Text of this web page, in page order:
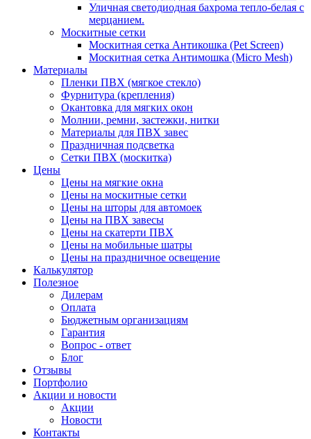
Уличная светодиодная бахрома тепло-белая с
мерцанием.
Москитные сетки
Москитная сетка Антикошка (Pet Screen)
Москитная сетка Антимошка (Micro Mesh)
Материалы
Пленки ПВХ (мягкое стекло)
Фурнитура (крепления)
Окантовка для мягких окон
Молнии, ремни, застежки, нитки
Материалы для ПВХ завес
Праздничная подсветка
Сетки ПВХ (москитка)
Цены
Цены на мягкие окна
Цены на москитные сетки
Цены на шторы для автомоек
Цены на ПВХ завесы
Цены на скатерти ПВХ
Цены на мобильные шатры
Цены на праздничное освещение
Калькулятор
Полезное
Дилерам
Оплата
Бюджетным организациям
Гарантия
Вопрос - ответ
Блог
Отзывы
Портфолио
Акции и новости
Акции
Новости
Контакты